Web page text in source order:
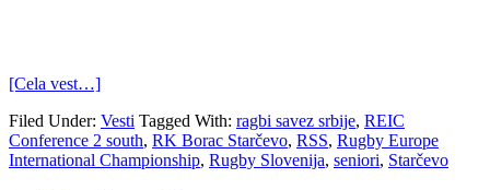
[Cela vest…]
Filed Under: Vesti Tagged With: ragbi savez srbije, REIC
Conference 2 south, RK Borac Starčevo, RSS, Rugby Europe
International Championship, Rugby Slovenija, seniori, Starčevo